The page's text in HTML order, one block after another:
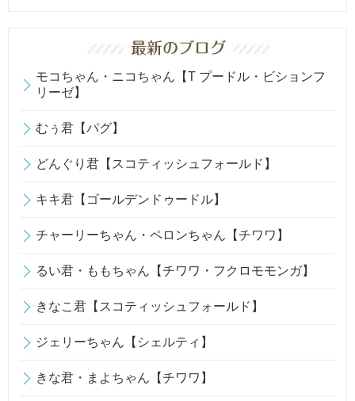
モコちゃん・ニコちゃん【T プードル・ビションフ
リーゼ】
むぅ君【パグ】
どんぐり君【スコティッシュフォールド】
キキ君【ゴールデンドゥードル】
チャーリーちゃん・ペロンちゃん【チワワ】
るい君・ももちゃん【チワワ・フクロモモンガ】
きなこ君【スコティッシュフォールド】
ジェリーちゃん【シェルティ】
きな君・まよちゃん【チワワ】